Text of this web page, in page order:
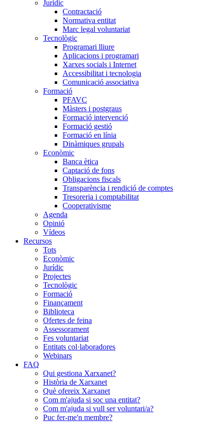
Jurídic
Contractació
Normativa entitat
Marc legal voluntariat
Tecnològic
Programari lliure
Aplicacions i programari
Xarxes socials i Internet
Accessibilitat i tecnologia
Comunicació associativa
Formació
PFAVC
Màsters i postgraus
Formació intervenció
Formació gestió
Formació en línia
Dinàmiques grupals
Econòmic
Banca ètica
Captació de fons
Obligacions fiscals
Transparència i rendició de comptes
Tresoreria i comptabilitat
Cooperativisme
Agenda
Opinió
Vídeos
Recursos
Tots
Econòmic
Jurídic
Projectes
Tecnològic
Formació
Finançament
Biblioteca
Ofertes de feina
Assessorament
Fes voluntariat
Entitats col·laboradores
Webinars
FAQ
Qui gestiona Xarxanet?
Història de Xarxanet
Què ofereix Xarxanet
Com m'ajuda si soc una entitat?
Com m'ajuda si vull ser voluntari/a?
Puc fer-me'n membre?